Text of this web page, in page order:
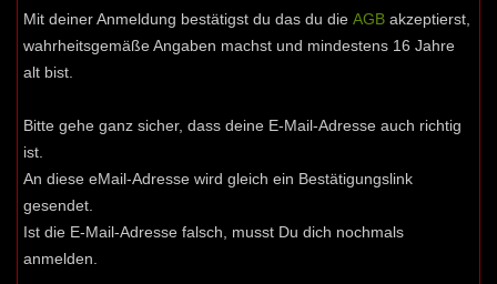
Mit deiner Anmeldung bestätigst du das du die AGB akzeptierst,
wahrheitsgemäße Angaben machst und mindestens 16 Jahre
alt bist.
Bitte gehe ganz sicher, dass deine E-Mail-Adresse auch richtig
ist.
An diese eMail-Adresse wird gleich ein Bestätigungslink
gesendet.
Ist die E-Mail-Adresse falsch, musst Du dich nochmals
anmelden.